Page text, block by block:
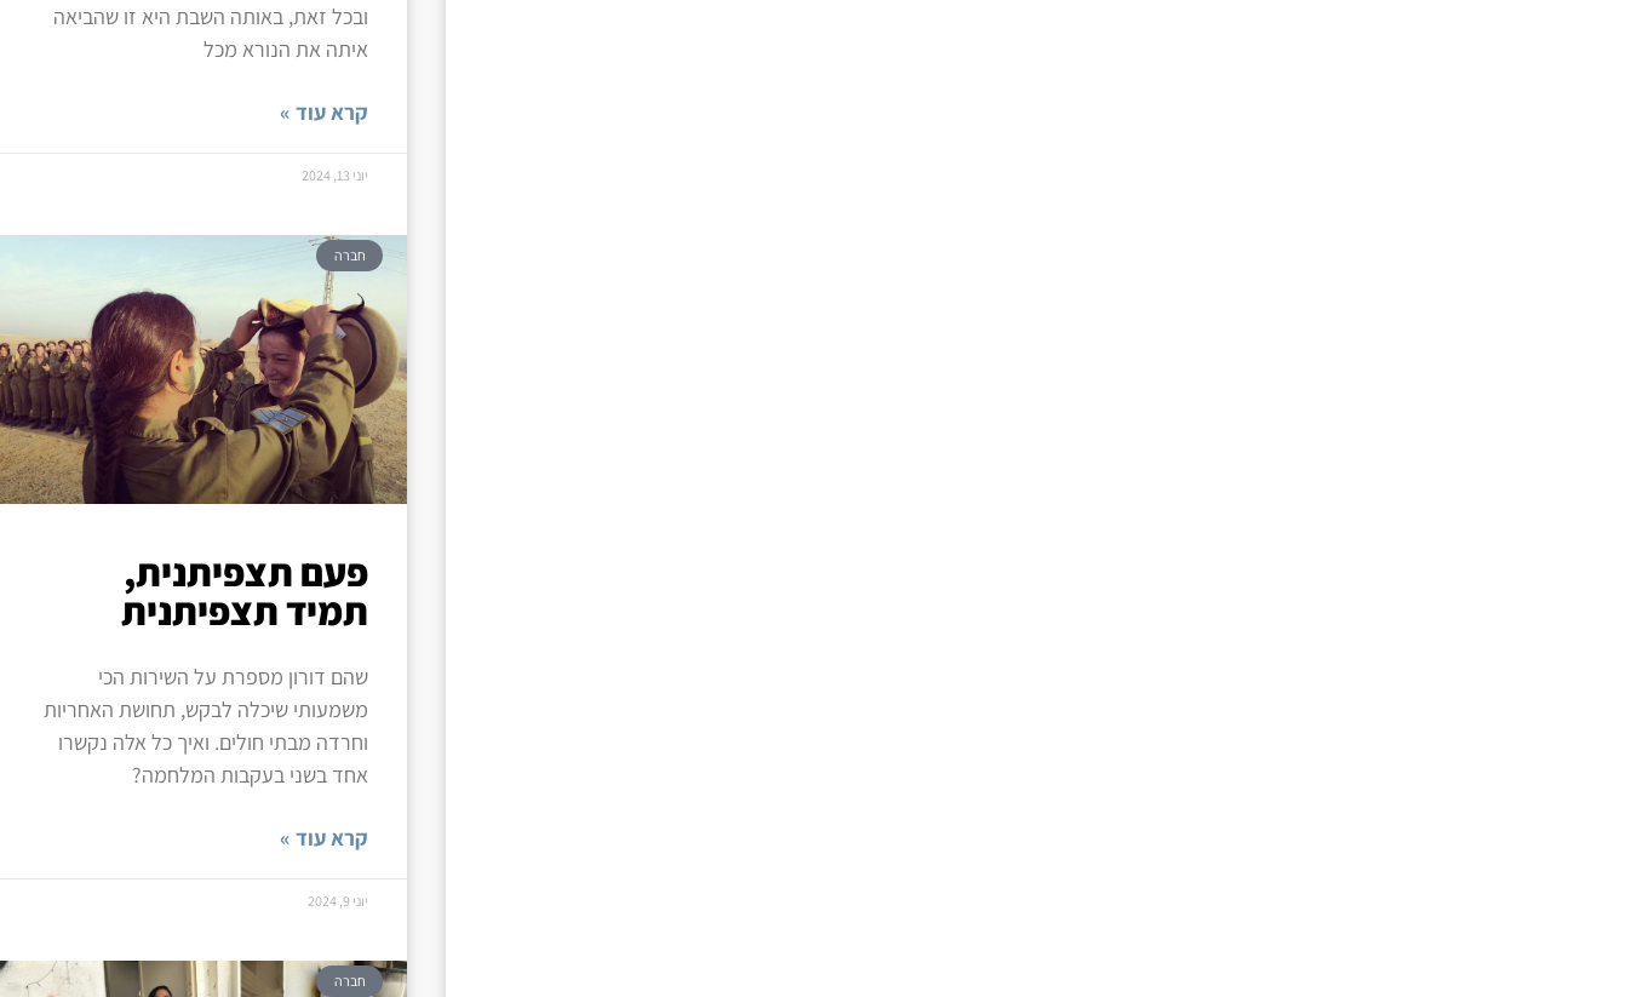
ובכל זאת, באותה השבת היא זו שהביאה
איתה את הנורא מכל
קרא עוד »
יוני 13, 2024
חברה
פעם תצפיתנית,
תמיד תצפיתנית
שהם דורון מספרת על השירות הכי
משמעותי שיכלה לבקש, תחושת האחריות
וחרדה מבתי חולים. ואיך כל אלה נקשרו
אחד בשני בעקבות המלחמה?
קרא עוד »
יוני 9, 2024
חברה